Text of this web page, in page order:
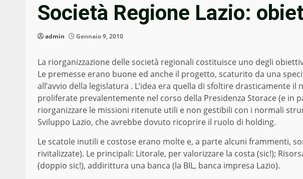
Società Regione Lazio:
admin Gennaio 9, 2010
La riorganizzazione delle società regionali costituisce uno degli
Le premesse erano buone ed anche il progetto, scaturito da una
all’avvio della legislatura . L’idea era quella di sfoltire drasticamente
proliferate prevalentemente nel corso della Presidenza Storace (e in
riorganizzare le missioni ritenute utili e non gestibili con i normali
Sviluppo Lazio, che avrebbe dovuto ricoprire il ruolo di holding.
Le scatole inutili e costose erano molte e, a parte alcuni frammenti,
rivitalizzate). Le principali: Litorale, per valorizzare la costa (sic!);
(doppio sic!), addirittura una banca (la BIL, banca impresa Lazio).